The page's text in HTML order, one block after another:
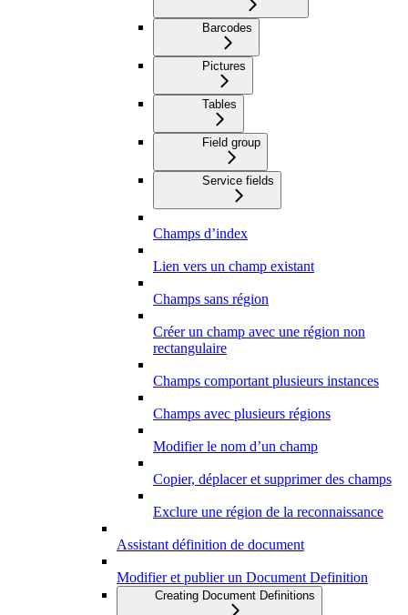
Barcodes
Pictures
Tables
Field group
Service fields
Champs d’index
Lien vers un champ existant
Champs sans région
Créer un champ avec une région non
rectangulaire
Champs comportant plusieurs instances
Champs avec plusieurs régions
Modifier le nom d’un champ
Copier, déplacer et supprimer des champs
Exclure une région de la reconnaissance
Assistant définition de document
Modifier et publier un Document Definition
Creating Document Definitions